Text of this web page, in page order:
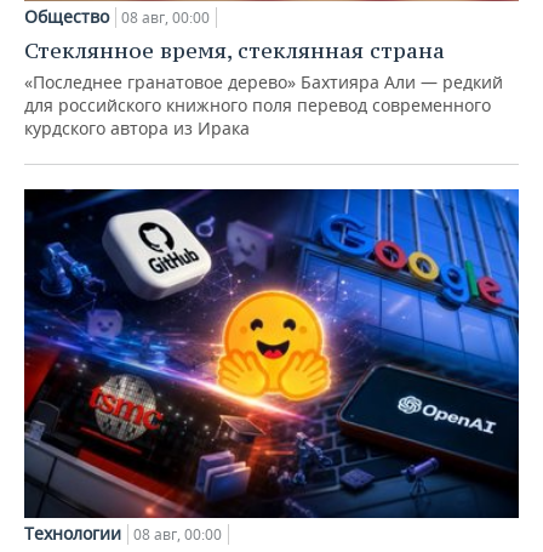
Общество 08 авг, 00:00
Стеклянное время, стеклянная страна
«Последнее гранатовое дерево» Бахтияра Али — редкий
для российского книжного поля перевод современного
курдского автора из Ирака
Технологии 08 авг, 00:00